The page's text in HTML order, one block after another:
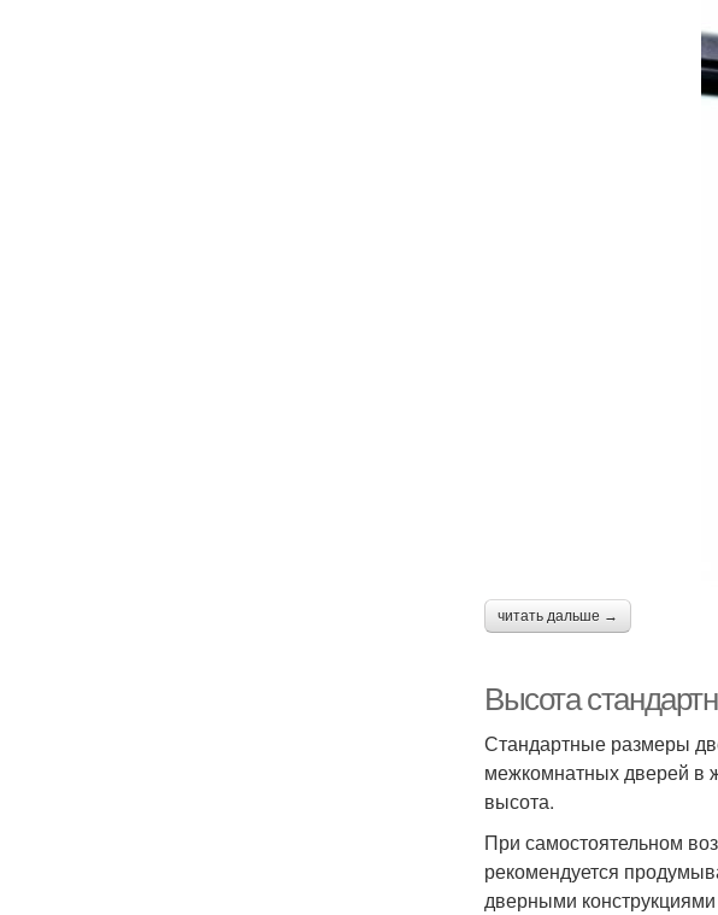
читать дальше →
Высота
Стандартные размеры
межкомнатных дверей в
высота.
При самостоятельном
рекомендуется
дверными